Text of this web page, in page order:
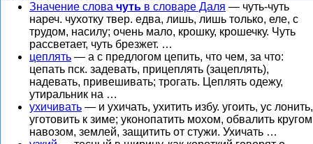
Значение слова чуть в словаре Даля — чуть-чуть
нареч. чухотку твер. едва, лишь, лишь только, еле, с
трудом, насилу; очень мало, крошку, крошечку. Чуть
рассветает, чуть брезжет. …
цеплять — а с предлогом цепить, что чем, за что:
цепать пск. задевать, прицеплять (зацеплять),
надевать, привешивать; трогать. Цеплять одежу,
утиральник на …
ухичивать — и ухичать, ухитить избу. угоить, ус лонить,
уготовить к зиме; уконопатить мохом, обвалить кругом
навозом, землей, защитить от стужи. Ухичать …